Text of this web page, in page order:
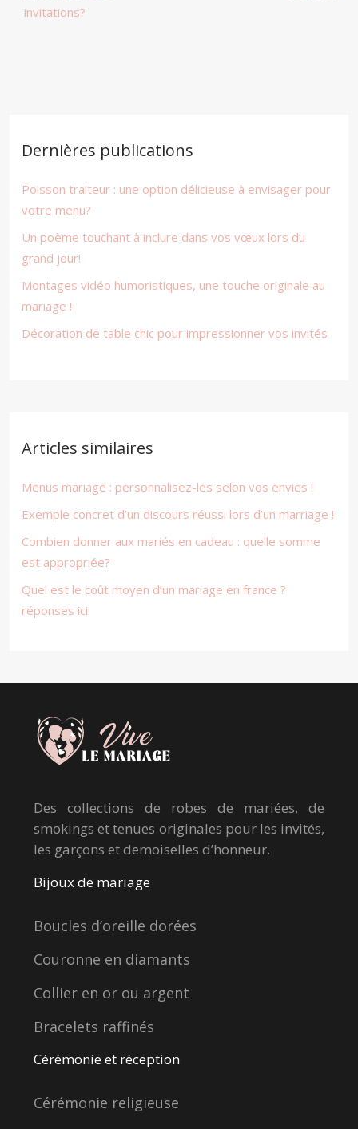
invitations?
Dernières publications
Poisson traiteur : une option délicieuse à envisager pour
votre menu?
Un poème touchant à inclure dans vos vœux lors du
grand jour!
Montages vidéo humoristiques, une touche originale au
mariage !
Décoration de table chic pour impressionner vos invités
Articles similaires
Menus mariage : personnalisez-les selon vos envies !
Exemple concret d’un discours réussi lors d’un marriage !
Combien donner aux mariés en cadeau : quelle somme
est appropriée?
Quel est le coût moyen d’un mariage en france ?
réponses ici.
Des collections de robes de mariées, de
smokings et tenues originales pour les invités,
les garçons et demoiselles d’honneur.
Bijoux de mariage
Boucles d’oreille dorées
Couronne en diamants
Collier en or ou argent
Bracelets raffinés
Cérémonie et réception
Cérémonie religieuse